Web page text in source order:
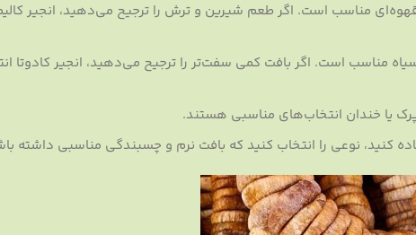
مناسب است. اگر طعم شیرین و ترش را ترجیح می‌دهید، انجیر
مناسب است. اگر بافت کمی سفت‌تر را ترجیح می‌دهید، انجیر کادوتا
یا خندان انتخاب‌های مناسبی هستند.
کنید، نوعی را انتخاب کنید که بافت نرم و چسبندگی مناسبی داشته